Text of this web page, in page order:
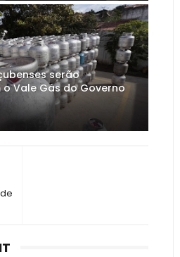
serão
Vale Gás do Governo